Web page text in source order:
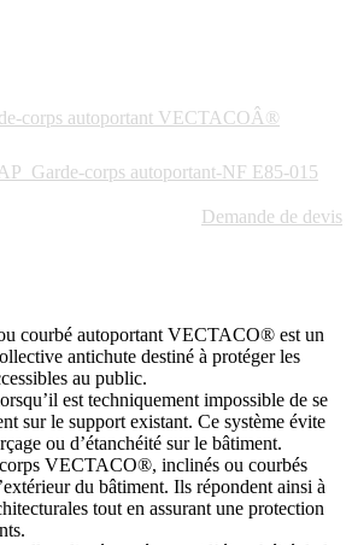
corps autoportant VECTACOÂ®
corps autoportant-NF E85-015
Demande de devis
courbé autoportant VECTACO® est un
antichute destiné à protéger les
au public.
est techniquement impossible de se
sur le support existant. Ce système évite
ou d’étanchéité sur le bâtiment.
VECTACO®, inclinés ou courbés
du bâtiment. Ils répondent ainsi à
tout en assurant une protection